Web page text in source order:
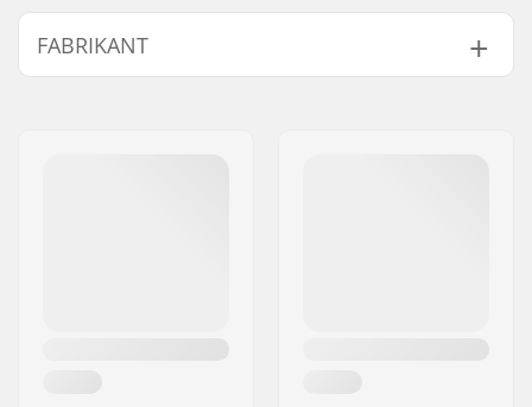
Type:
Ski boot bag
Hoogte x Breedte x
Diepte:
FABRIKANT